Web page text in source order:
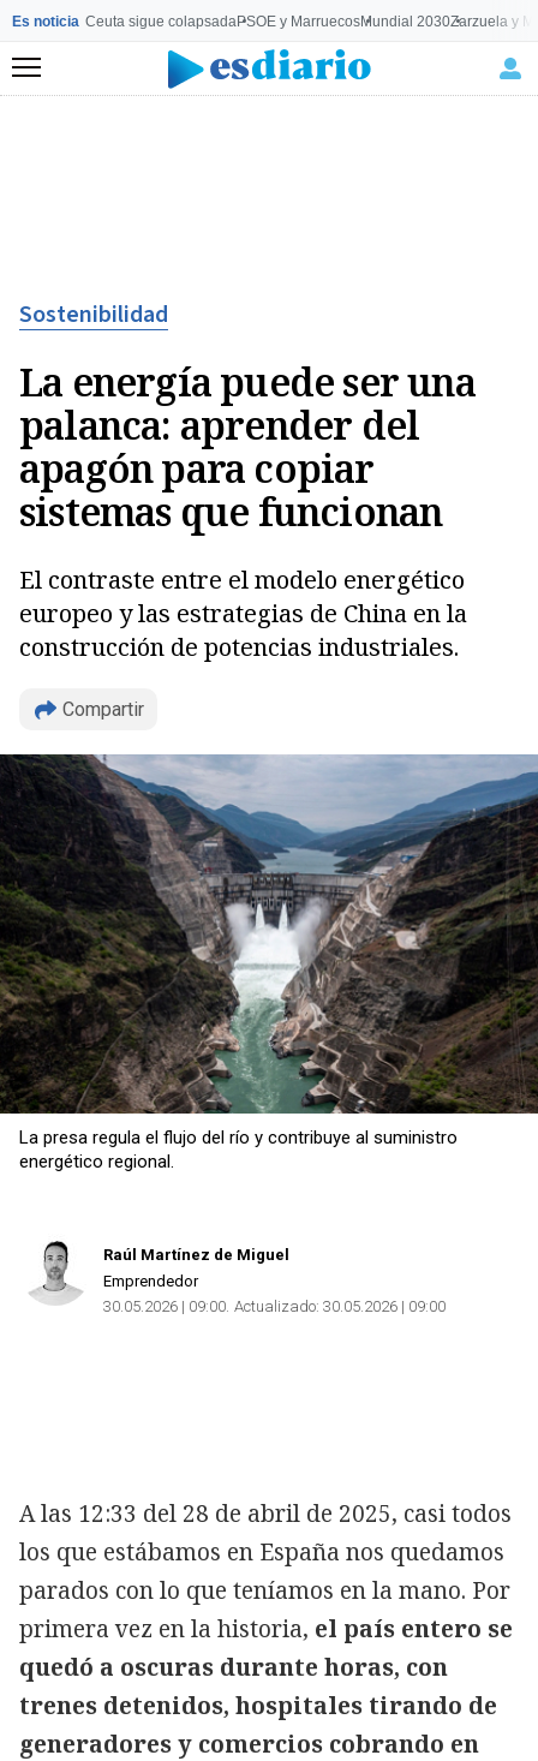
Es noticia Ceuta sigue colapsadaPSOE y MarruecosMundial 2030Zarzuela y
Menú
Sostenibilidad
La energía puede ser una
palanca: aprender del
apagón para copiar
sistemas que funcionan
El contraste entre el modelo energético
europeo y las estrategias de China en la
construcción de potencias industriales.
Compartir
Copiar
La presa regula el flujo del río y contribuye al suministro
energético regional.
Raúl Martínez de Miguel
Emprendedor
30.05.2026 | 09:00 Actualizado: 30.05.2026 | 09:00
A las 12:33 del 28 de abril de 2025, casi todos
los que estábamos en España nos quedamos
parados con lo que teníamos en la mano. Por
primera vez en la historia, el país entero se
quedó a oscuras durante horas, con
trenes detenidos, hospitales tirando de
generadores y comercios cobrando en